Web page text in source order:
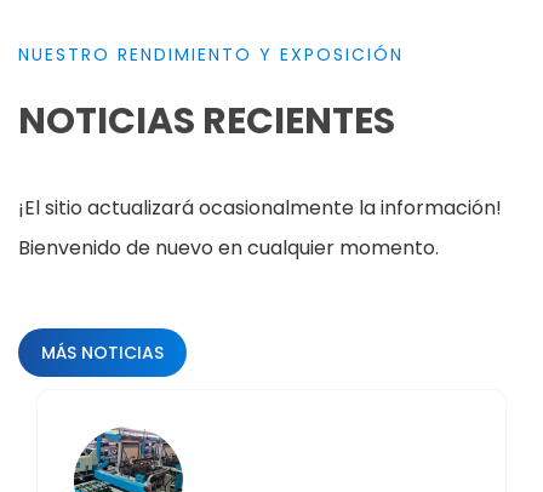
NUESTRO RENDIMIENTO Y EXPOSICIÓN
NOTICIAS RECIENTES
¡El sitio actualizará ocasionalmente la información!
Bienvenido de nuevo en cualquier momento.
MÁS NOTICIAS